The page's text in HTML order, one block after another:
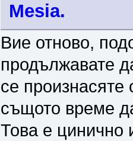
Mesia.
Вие отново,
продължавате
се произнасяте
същото време
Това е цинично